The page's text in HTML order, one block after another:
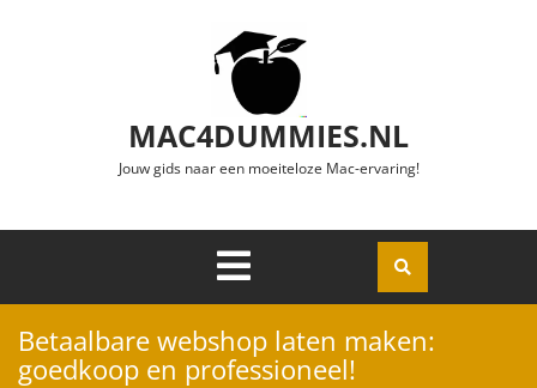
MAC4DUMMIES.NL
Jouw gids naar een moeiteloze Mac-ervaring!
Openen
Betaalbare webshop laten maken:
goedkoop en professioneel!